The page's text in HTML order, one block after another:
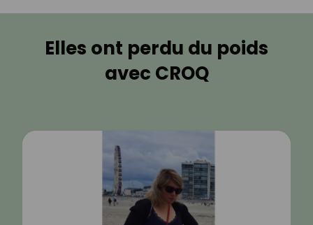
Elles ont perdu du poids
avec CROQ